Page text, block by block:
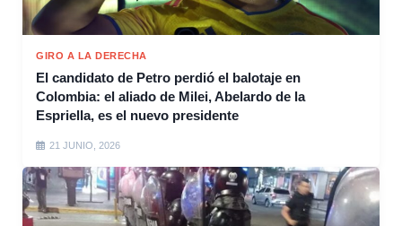
GIRO A LA DERECHA
El candidato de Petro perdió el balotaje en
Colombia: el aliado de Milei, Abelardo de la
Espriella, es el nuevo presidente
21 JUNIO, 2026